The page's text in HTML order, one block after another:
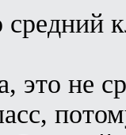
не